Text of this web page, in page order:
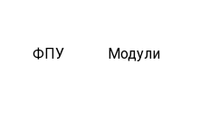
ФПУ Модули